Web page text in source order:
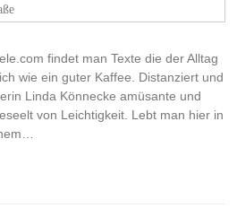
findet man Texte die der Alltag
wie ein guter Kaffee. Distanziert und
Linda Könnecke amüsante und
von Leichtigkeit. Lebt man hier in